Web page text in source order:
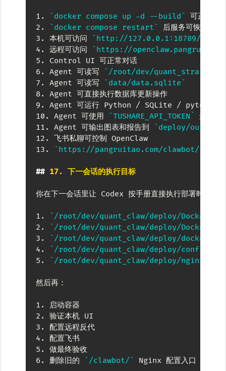
1.
`docker compose up -d --build`
2.
`docker compose restart`
3.
本机可访问
`http://127.0.0.1:18789/`
4.
远程可访问
`https://
5.
6.
Agent 可读写
`/root/dev/
7.
Agent 可读写
`data/data.sqlite`
8.
9.
10.
Agent 可使用
`TUSHARE_API_TOKEN`
11.
Agent 可输出图表和报告到
`deploy/output`
12.
13.
`https://pangruitao.com/clawbot/`
## 17. 下一会话的执行目标
你在下一会话里让 Codex 按手册直接执行部署时，应
1.
`/root/dev/quant_claw/deploy/
2.
`/root/dev/quant_claw/deploy/
3.
`/root/dev/quant_claw/deploy/docker-
4.
`/root/dev/quant_claw/deploy/config/
5.
`/root/dev/quant_claw/deploy/nginx/
然后再：
1.
2.
3.
4.
5.
6.
删除旧的 `/clawbot/` Nginx 配置入口